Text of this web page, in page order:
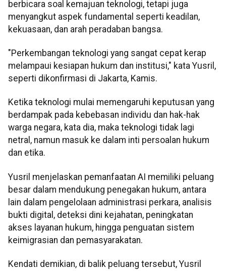
berbicara soal kemajuan teknologi, tetapi juga
menyangkut aspek fundamental seperti keadilan,
kekuasaan, dan arah peradaban bangsa.
"Perkembangan teknologi yang sangat cepat kerap
melampaui kesiapan hukum dan institusi," kata Yusril,
seperti dikonfirmasi di Jakarta, Kamis.
Ketika teknologi mulai memengaruhi keputusan yang
berdampak pada kebebasan individu dan hak-hak
warga negara, kata dia, maka teknologi tidak lagi
netral, namun masuk ke dalam inti persoalan hukum
dan etika.
Yusril menjelaskan pemanfaatan AI memiliki peluang
besar dalam mendukung penegakan hukum, antara
lain dalam pengelolaan administrasi perkara, analisis
bukti digital, deteksi dini kejahatan, peningkatan
akses layanan hukum, hingga penguatan sistem
keimigrasian dan pemasyarakatan.
Kendati demikian, di balik peluang tersebut, Yusril